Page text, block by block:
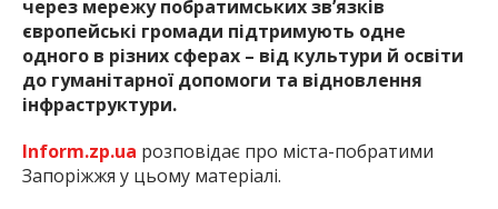
через мережу побратимських зв’язків
європейські громади підтримують одне
одного в різних сферах – від культури й освіти
до гуманітарної допомоги та відновлення
інфраструктури.
Inform.zp.ua розповідає про міста-побратими
Запоріжжя у цьому матеріалі.